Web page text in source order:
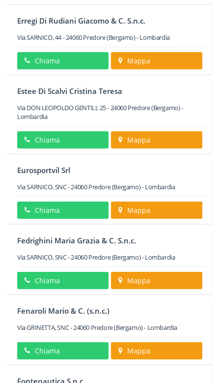
Erregi Di Rudiani Giacomo & C. S.n.c.
Via SARNICO, 44-24060Predore(Bergamo) -Lombardia
Chiama Mappa
Estee Di Scalvi Cristina Teresa
Via DON LEOPOLDO GENTILI, 25-24060Predore(Bergamo) -
Lombardia
Chiama Mappa
Eurosportvil Srl
Via SARNICO, SNC-24060Predore(Bergamo) -Lombardia
Chiama Mappa
Fedrighini Maria Grazia & C. S.n.c.
Via SARNICO, SNC-24060Predore(Bergamo) -Lombardia
Chiama Mappa
Fenaroli Mario & C. (s.n.c.)
Via GRINETTA, SNC-24060 Predore(Bergamo) - Lombardia
Chiama Mappa
Fontenautica S.n.c.